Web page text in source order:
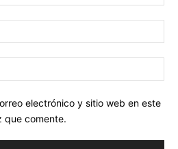
electrónico y sitio web en este
que comente.